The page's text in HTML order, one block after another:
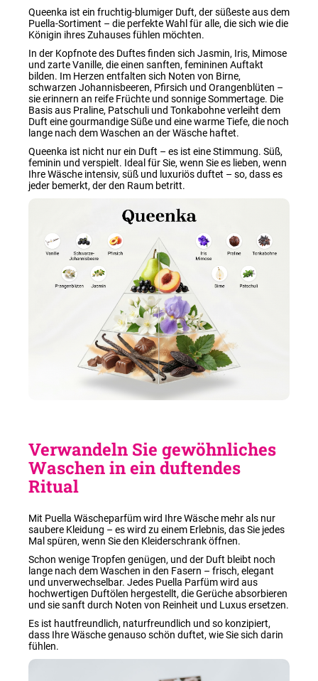
Queenka ist ein fruchtig-blumiger Duft, der süßeste aus dem
Puella-Sortiment – die perfekte Wahl für alle, die sich wie die
Königin ihres Zuhauses fühlen möchten.
In der Kopfnote des Duftes finden sich Jasmin, Iris, Mimose
und zarte Vanille, die einen sanften, femininen Auftakt
bilden. Im Herzen entfalten sich Noten von Birne,
schwarzen Johannisbeeren, Pfirsich und Orangenblüten –
sie erinnern an reife Früchte und sonnige Sommertage. Die
Basis aus Praline, Patschuli und Tonkabohne verleiht dem
Duft eine gourmandige Süße und eine warme Tiefe, die noch
lange nach dem Waschen an der Wäsche haftet.
Queenka ist nicht nur ein Duft – es ist eine Stimmung. Süß,
feminin und verspielt. Ideal für Sie, wenn Sie es lieben, wenn
Ihre Wäsche intensiv, süß und luxuriös duftet – so, dass es
jeder bemerkt, der den Raum betritt.
Verwandeln Sie gewöhnliches
Waschen in ein duftendes
Ritual
Mit Puella Wäscheparfüm wird Ihre Wäsche mehr als nur
saubere Kleidung – es wird zu einem Erlebnis, das Sie jedes
Mal spüren, wenn Sie den Kleiderschrank öffnen.
Schon wenige Tropfen genügen, und der Duft bleibt noch
lange nach dem Waschen in den Fasern – frisch, elegant
und unverwechselbar. Jedes Puella Parfüm wird aus
hochwertigen Duftölen hergestellt, die Gerüche absorbieren
und sie sanft durch Noten von Reinheit und Luxus ersetzen.
Es ist hautfreundlich, naturfreundlich und so konzipiert,
dass Ihre Wäsche genauso schön duftet, wie Sie sich darin
fühlen.